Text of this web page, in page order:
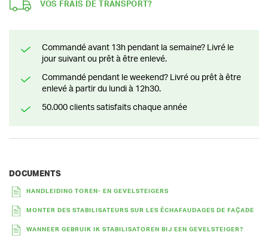
VOS FRAIS DE TRANSPORT?
Commandé avant 13h pendant la semaine? Livré le
jour suivant ou prêt à être enlevé.
Commandé pendant le weekend? Livré ou prêt à être
enlevé à partir du lundi à 12h30.
50.000 clients satisfaits chaque année
DOCUMENTS
HANDLEIDING TOREN- EN GEVELSTEIGERS
MONTER DES STABILISATEURS SUR LES ÉCHAFAUDAGES DE FAÇADE
WANNEER GEBRUIK IK STABILISATOREN BIJ EEN GEVELSTEIGER?